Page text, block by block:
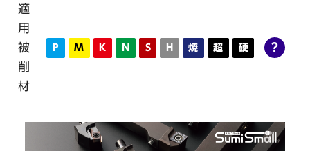
適
用
被
削
材
P M K N S H 焼 超 硬 ?